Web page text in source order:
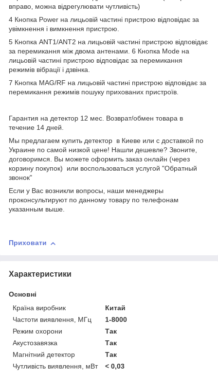
вправо, можна відрегулювати чутливість)
4 Кнопка Power на лицьовій частині пристрою відповідає за
увімкнення і вимкнення пристрою.
5 Кнопка ANT1/ANT2 на лицьовій частині пристрою відповідає
за перемикання між двома антенами. 6 Кнопка Mode на
лицьовій частині пристрою відповідає за перемикання
режимів вібрації і дзвінка.
7 Кнопка MAG/RF на лицьовій частині пристрою відповідає за
перемикання режимів пошуку прихованих пристроїв.
Гарантия на детектор 12 мес. Возврат/обмен товара в
течение 14 дней.
Мы предлагаем купить детектор в Киеве или с доставкой по
Украине по самой низкой цене! Нашли дешевле? Звоните,
договоримся. Вы можете оформить заказ онлайн (через
корзину покупок) или воспользоваться услугой "Обратный
звонок"
Если у Вас возникли вопросы, наши менеджеры
проконсультируют по данному товару по телефонам
указанным выше.
Приховати
Характеристики
Основні
Країна виробник
Китай
Частоти виявлення, МГц
1-8000
Режим охорони
Так
Акустозавязка
Так
Магнітний детектор
Так
Чутливість виявлення, мВт
< 0,03